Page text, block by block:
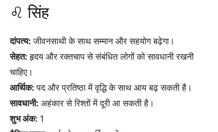
♌ सिंह
दांपत्य: जीवनसाथी के साथ सम्मान और सहयोग बढ़ेगा।
सेहत: हृदय और रक्तचाप से संबंधित लोगों को सावधानी रखनी
चाहिए।
आर्थिक: पद और प्रतिष्ठा में वृद्धि के साथ आय बढ़ सकती है।
सावधानी: अहंकार से रिश्तों में दूरी आ सकती है।
शुभ अंक: 1